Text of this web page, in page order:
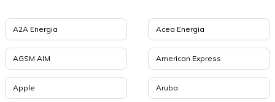
A2A Energia Acea Energia
AGSM AIM American Express
Apple Aruba